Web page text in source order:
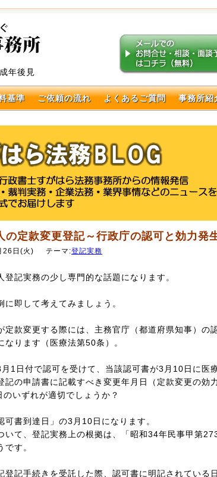
年後見
基準 ご依頼の流れ よくあるご質問 事務所紹
の定款変更登記～行政庁の認可と効力発
26日(火) テーマ:登記実務
登記実務の少し専門的な話題になります。
に即して考えてみましょう。
定款変更する際には、主務官庁（都道府県知事）の
なります（医療法第50条）。
1日付で認可を受けて、当該認可書が3月10日に医
記の申請書に記載すべき変更年月日（定款変更の効
いずれが適切でしょうか？
可書到達日」の3月10日になります。
いて、登記実務上の根拠は、「昭和34年民事甲第
です。
登記手続きを受託した際、認可書に明記されている